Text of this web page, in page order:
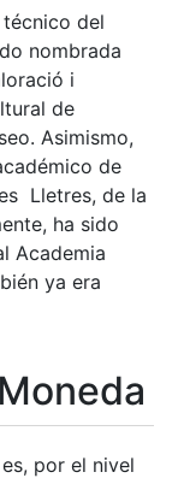
técnico del
nombrada
i
de
Asimismo,
de
Lletres, de la
ha sido
Academia
ya era
por el nivel